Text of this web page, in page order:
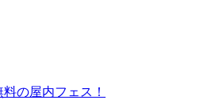
の屋内フェス！